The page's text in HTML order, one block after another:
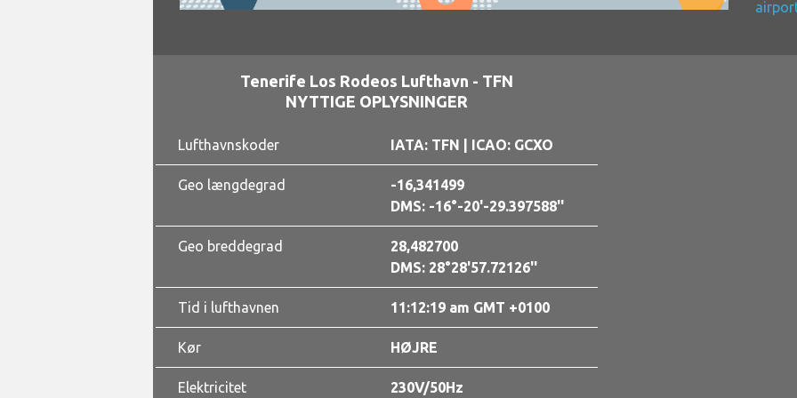
Tenerife Los Rodeos Lufthavn - TFN
NYTTIGE OPLYSNINGER
Lufthavnskoder IATA: TFN | ICAO: GCXO
Geo længdegrad
-16,341499
DMS: -16°-20'-29.397588''
Geo breddegrad
28,482700
DMS: 28°28'57.72126''
Tid i lufthavnen 11:12:21 am GMT +0100
Kør HØJRE
Elektricitet 230V/50Hz